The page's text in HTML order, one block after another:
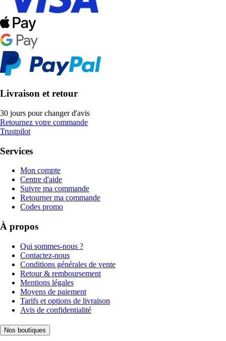
Livraison et retour
30 jours pour changer d'avis
Retournez votre commande
Trustpilot
Services
Mon compte
Centre d'aide
Suivre ma commande
Retourner ma commande
Codes promo
À propos
Qui sommes-nous ?
Contactez-nous
Conditions générales de vente
Retour & remboursement
Mentions légales
Moyens de paiement
Tarifs et options de livraison
Avis de confidentialité
Nos boutiques